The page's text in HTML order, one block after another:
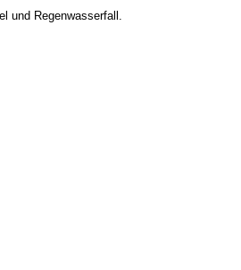
und Regenwasserfall.